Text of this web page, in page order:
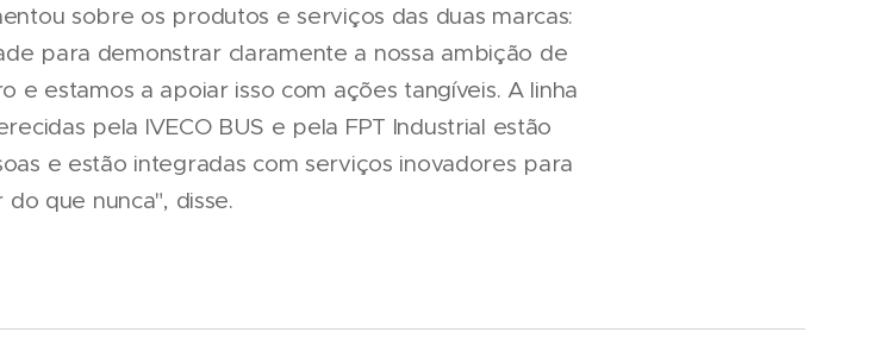
sobre os produtos e serviços das duas marcas:
para demonstrar claramente a nossa ambição de
e estamos a apoiar isso com ações tangíveis. A linha
pela IVECO BUS e pela FPT Industrial estão
e estão integradas com serviços inovadores para
que nunca", disse.